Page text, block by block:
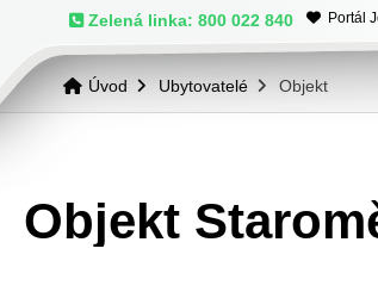
Zelená linka: 800 022 840 Portál
Úvod Ubytovatelé Objekt
Objekt